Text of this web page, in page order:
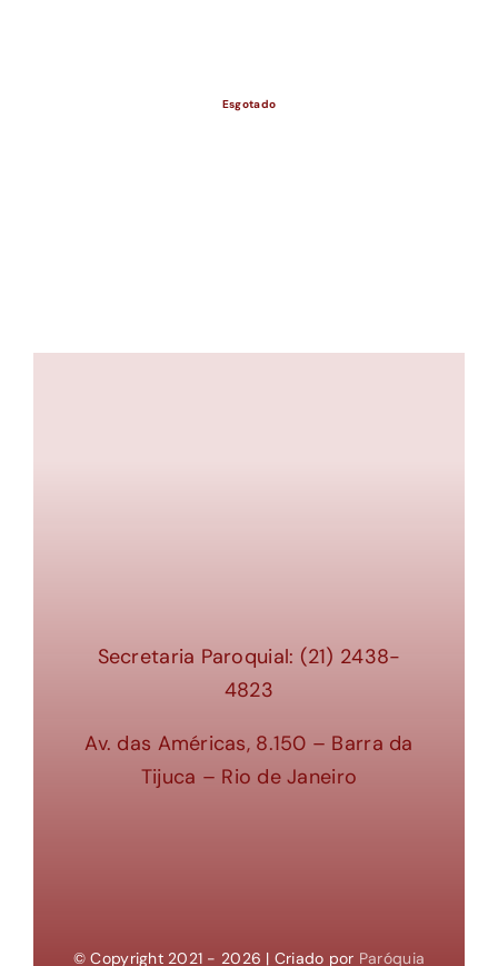
Esgotado
Secretaria Paroquial: (21) 2438-
4823
Av. das Américas, 8.150 – Barra da
Tijuca – Rio de Janeiro
© Copyright 2021 - 2026 | Criado por Paróquia